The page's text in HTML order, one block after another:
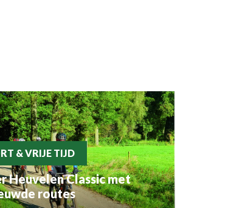
& VRIJE TIJD
Heuvelen Classic met
routes